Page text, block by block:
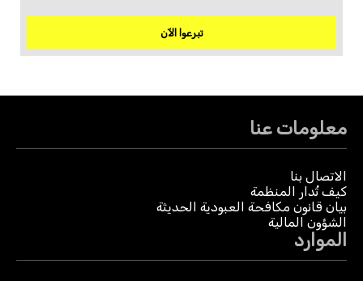
تبرعوا الآن
معلومات عنا
الاتصال بنا
كيف تُدار المنظمة
بيان قانون مكافحة العبودية الحديثة
الشؤون المالية
الموارد